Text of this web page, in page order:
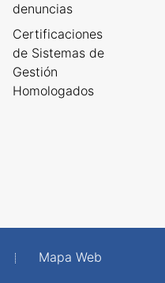
denuncias
Certificaciones
de Sistemas de
Gestión
Homologados
Mapa Web